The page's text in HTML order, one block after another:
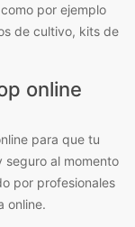
por ejemplo
de cultivo, kits de
online
para que tu
al momento
por profesionales
online.